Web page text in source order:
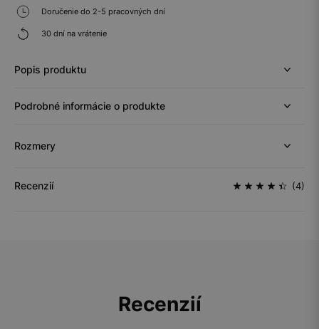
Doručenie do 2-5 pracovných dní
30 dní na vrátenie
Popis produktu
Podrobné informácie o produkte
Rozmery
Recenzií (4)
Recenzií